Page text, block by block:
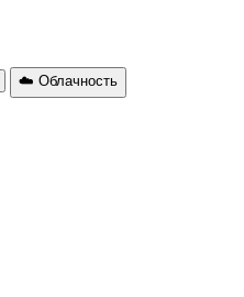
☁️ Облачность